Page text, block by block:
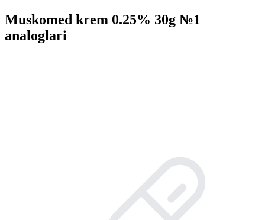
Muskomed krem 0.25% 30g №1
analoglari